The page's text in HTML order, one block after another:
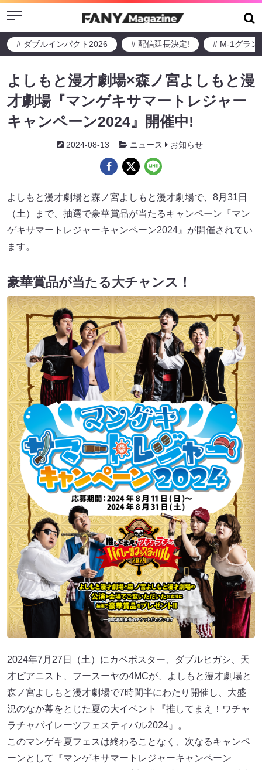
Menu
# ダブルインパクト2026 # 配信延長決定! # M-1グラン
よしもと漫才劇場×森ノ宮よしもと漫
才劇場『マンゲキサマートレジャー
キャンペーン2024』開催中!
2024-08-13 ニュース お知らせ
よしもと漫才劇場と森ノ宮よしもと漫才劇場で、8月31日
（土）まで、抽選で豪華賞品が当たるキャンペーン『マン
ゲキサマートレジャーキャンペーン2024』が開催されてい
ます。
豪華賞品が当たる大チャンス！
2024年7月27日（土）にカベポスター、ダブルヒガシ、天
才ピアニスト、フースーヤの4MCが、よしもと漫才劇場と
森ノ宮よしもと漫才劇場で7時間半にわたり開催し、大盛
況のなか幕をとじた夏の大イベント『推してまえ！ワチャ
ラチャパイレーツフェスティバル2024』。
このマンゲキ夏フェスは終わることなく、次なるキャンペ
ーンとして『マンゲキサマートレジャーキャンペーン